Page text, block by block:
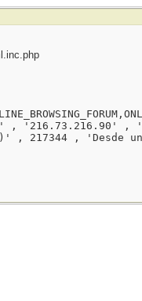
'216.73.216.90' ,
, 217344 , 'Desde